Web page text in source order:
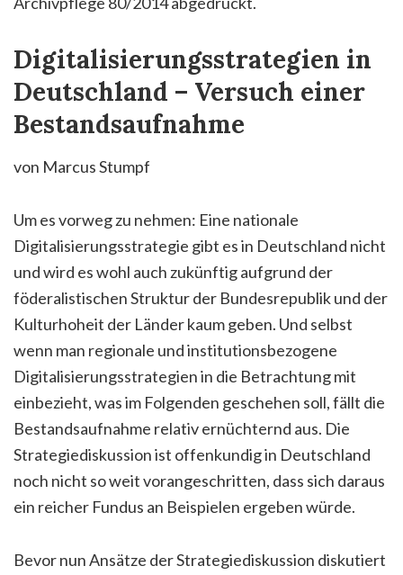
Digitalisierungsstrategien in
Deutschland – Versuch einer
Bestandsaufnahme
von Marcus Stumpf
Um es vorweg zu nehmen: Eine nationale
Digitalisierungsstrategie gibt es in Deutschland nicht
und wird es wohl auch zukünftig aufgrund der
föderalistischen Struktur der Bundesrepublik und der
Kulturhoheit der Länder kaum geben. Und selbst
wenn man regionale und institutionsbezogene
Digitalisierungsstrategien in die Betrachtung mit
einbezieht, was im Folgenden geschehen soll, fällt die
Bestandsaufnahme relativ ernüchternd aus. Die
Strategiediskussion ist offenkundig in Deutschland
noch nicht so weit vorangeschritten, dass sich daraus
ein reicher Fundus an Beispielen ergeben würde.
Bevor nun Ansätze der Strategiediskussion diskutiert